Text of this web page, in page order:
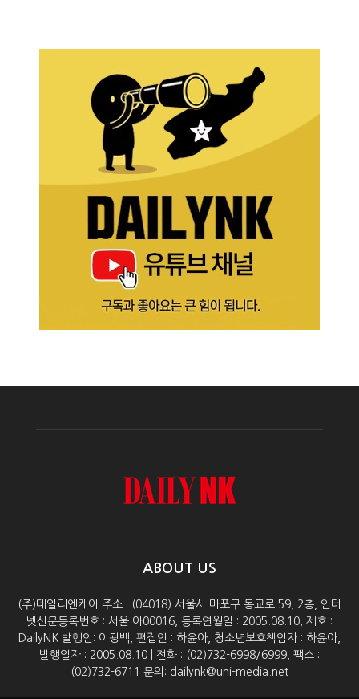
ABOUT US
(주)데일리엔케이 주소 : (04018) 서울시 마포구 동교로 59, 2층, 인터
넷신문등록번호 : 서울 아00016, 등록연월일 : 2005.08.10, 제호 :
DailyNK 발행인: 이광백, 편집인 : 하윤아, 청소년보호책임자 : 하윤아,
발행일자 : 2005.08.10 | 전화 : (02)732-6998/6999, 팩스 :
(02)732-6711 문의: dailynk@uni-media.net